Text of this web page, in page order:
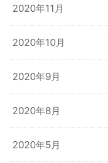
2020年11月
2020年10月
2020年9月
2020年8月
2020年5月